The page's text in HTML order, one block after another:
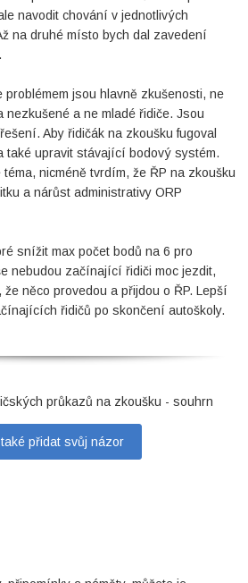
navodit chování v jednotlivých
na druhé místo bych dal zavedení
jsou hlavně zkušenosti, ne
nezkušené a ne mladé řidiče. Jsou
Aby řidičák na zkoušku fugoval
také upravit stávající bodový systém.
nicméně tvrdím, že ŘP na zkoušku
a nárůst administrativy ORP
snížit max počet bodů na 6 pro
nebudou začínající řidiči moc jezdit,
něco provedou a přijdou o ŘP. Lepší
řidičů po skončení autoškoly.
průkazů na zkoušku - souhrn
přidat svůj názor